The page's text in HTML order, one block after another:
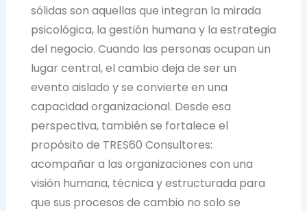
sólidas son aquellas que integran la mirada
psicológica, la gestión humana y la estrategia
del negocio. Cuando las personas ocupan un
lugar central, el cambio deja de ser un
evento aislado y se convierte en una
capacidad organizacional. Desde esa
perspectiva, también se fortalece el
propósito de TRES60 Consultores:
acompañar a las organizaciones con una
visión humana, técnica y estructurada para
que sus procesos de cambio no solo se